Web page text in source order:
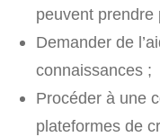
peuvent prendre
Demander de
connaissances ;
Procéder à une
plateformes de